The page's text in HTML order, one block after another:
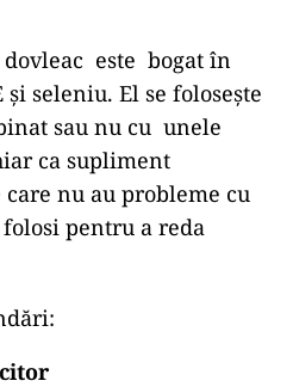
este bogat în
seleniu. El se folosește
sau nu cu unele
ca supliment
nu au probleme cu
pentru a reda